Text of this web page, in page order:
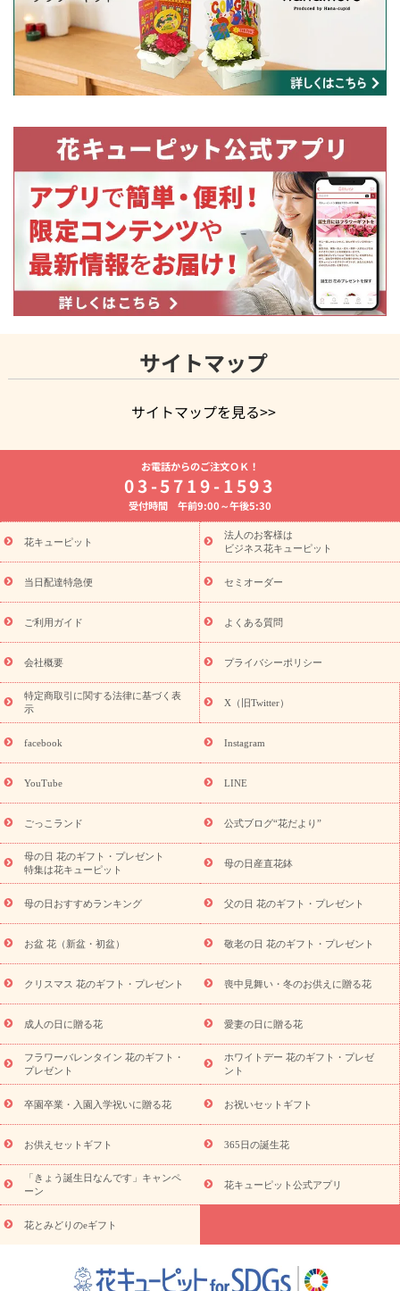
サイトマップ
サイトマップを見る>>
よく贈られる花
お祝いの花特集
誕生日フラワーギフト特集
8月の誕生花(トルコキキョウ)
開店・開業祝い
お供え・お悔やみ お供え・お悔やみの花
通夜・葬儀に贈る花 胡蝶蘭・花鉢
ーブドフラワー
季節のイベント
ひまわり ギフト・プレゼント
特集
お盆 花（新盆・初盆） 季節のイベント
お盆 花（新
盆・初盆）
お盆 花（新盆・初盆）
お盆・お供え 花とセットギ
フト
お盆・お供え プリザーブドフラワー
ひまわり ギフト・プ
レゼント特集
夏の花贈り・お中元・暑中見舞い 花のギフト特集
敬老の日におくる花ギフト・プレゼント特集
花ギフト・プレゼント特集
敬老の日 花のおすすめランキング
敬
老の日 花鉢植えのギフト・プレゼント特集
敬老の日 花とセットギ
フト・プレゼント特集
敬老の日の花 全てのギフト一覧
キャン
ペーン
「きょう誕生日なんです」キャンペーン
探す
誕生日フラワーギフト 誕生日フラワーギフト特集
誕生
日フラワーギフト商品一覧
ユリ トルコキキョウ
誕生花(トルコキキョウ)
9月の誕生花(リンドウ)
誕生日セット
ギフト
「きょう誕生日なんです」キャンペーン
用途から探す お祝いの花特集 当日配達特急便
お祝い商品
一覧
お祝い 新築・引っ越し祝い
結婚記念日
結婚祝い 出産祝い 退院祝い・快気祝い
還暦
祝い・長寿祝い
プチギフト ペットのお祝いフラワー
元・暑中見舞い
敬老の日
お供え
お供え・お悔やみ商品一覧 お供え・お悔やみの花
十九日法要以降に贈る花
通夜・葬儀に贈る花
お供え お花とセッ
お盆（新盆・初盆）
お祝い返し お見舞い
お取り
プリザーブドフラワー
スタイルから探す
アレンジメント
蘭・花鉢
ミディ胡蝶蘭・お祝い ミディ胡蝶蘭・お供え
の青色胡蝶蘭
観葉植物 観葉植物 産直多肉植物
プリザーブ
ドフラワー
お祝い お供え・お悔やみ 花とセットギフト
ミオーダー
プチギフト（hanamore -ハナモア-）
花とみどりの
eギフト
花キューピットのeGfit カラー ピンク
レンジ
レッド お花の種類 バラ ユリ トルコキキョウ
予
算から探す
お祝い お祝い・3000円～ お祝い・
お祝い・5000円～ お祝い・7000円～ お祝い・10000円～
お供え・お悔やみ
お供え・お悔やみ・3000円～
お供え・お
悔やみ・5000円～ お供え・お悔やみ・7000円～
お供え・お悔
やみ・10000円～
365日の誕生花カレンダー
開店・開業祝
お祝いを贈るときのマナー・
花キューピットのお祝いコラム一覧 誕生日のお花を「色
お電話からのご注文ＯＫ！
03-5719-1593
受付時間 午前9:00～午後5:30
花キューピット
法人のお客様は
ビジネス花キューピット
当日配達特急便 セミオーダー
ご利用ガイド よくある質問
会社概要 プライバシーポリシー
特定商取引に関する法律に基づく表
示
X（旧Twitter）
facebook Instagram
YouTube LINE
ごっこランド 公式ブログ“花だより”
母の日 花のギフト・プレゼント
特集は花キューピット
母の日産直花鉢
母の日おすすめランキング 父の日 花のギフト・プレゼント
お盆 花（新盆・初盆） 敬老の日 花のギフト・プレゼント
クリスマス 花のギフト・プレゼント 喪中見舞い・冬のお供えに贈る花
成人の日に贈る花 愛妻の日に贈る花
フラワーバレンタイン 花のギフト・
プレゼント
ホワイトデー 花のギフト・プレゼ
ント
卒園卒業・入園入学祝いに贈る花 お祝いセットギフト
お供えセットギフト 365日の誕生花
「きょう誕生日なんです」キャンペ
ーン
花キューピット公式アプリ
花とみどりのeギフト